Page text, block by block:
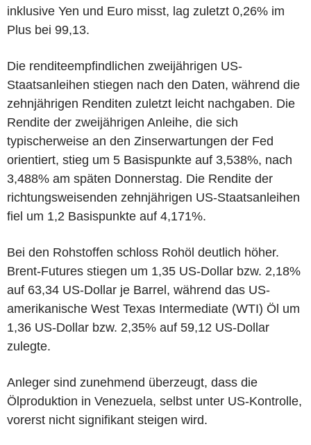
inklusive Yen und Euro misst, lag zuletzt 0,26% im
Plus bei 99,13.
Die renditeempfindlichen zweijährigen US-
Staatsanleihen stiegen nach den Daten, während die
zehnjährigen Renditen zuletzt leicht nachgaben. Die
Rendite der zweijährigen Anleihe, die sich
typischerweise an den Zinserwartungen der Fed
orientiert, stieg um 5 Basispunkte auf 3,538%, nach
3,488% am späten Donnerstag. Die Rendite der
richtungsweisenden zehnjährigen US-Staatsanleihen
fiel um 1,2 Basispunkte auf 4,171%.
Bei den Rohstoffen schloss Rohöl deutlich höher.
Brent-Futures stiegen um 1,35 US-Dollar bzw. 2,18%
auf 63,34 US-Dollar je Barrel, während das US-
amerikanische West Texas Intermediate (WTI) Öl um
1,36 US-Dollar bzw. 2,35% auf 59,12 US-Dollar
zulegte.
Anleger sind zunehmend überzeugt, dass die
Ölproduktion in Venezuela, selbst unter US-Kontrolle,
vorerst nicht signifikant steigen wird.